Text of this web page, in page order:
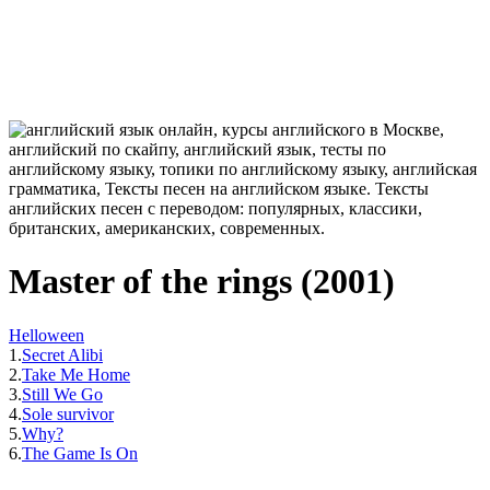
Master of the rings (2001)
Helloween
1.Secret Alibi
2.Take Me Home
3.Still We Go
4.Sole survivor
5.Why?
6.The Game Is On